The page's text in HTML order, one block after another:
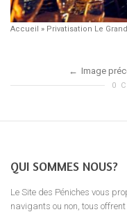
Accueil » Privatisation Le
Image
0
QUI SOMMES NOUS?
Le Site des Péniches vous
navigants ou non, tous